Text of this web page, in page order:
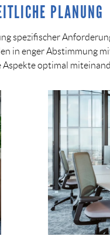
PLANUNG
spezifischer
in enger Abstimmung
optimal